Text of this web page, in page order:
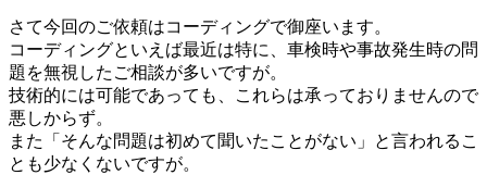
さて今回のご依頼はコーディングで御座います。
コーディングといえば最近は特に、車検時や事故発生時の問
題を無視したご相談が多いですが。
技術的には可能であっても、これらは承っておりませんので
悪しからず。
また「そんな問題は初めて聞いたことがない」と言われるこ
とも少なくないですが。